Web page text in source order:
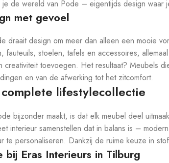
je de wereld van Pode – eigentijds design waar
met gevoel
draait design om meer dan alleen een mooie
fauteuils, stoelen, tafels en accessoires,
creativiteit toevoegen. Het resultaat? Meubels
en van de afwerking tot het zitcomfort.
lifestylecollectie
bijzonder maakt, is dat elk meubel deel
interieur samenstellen dat in balans is –
te personaliseren. Dankzij de ruime keuze in
bij Eras Interieurs in Tilburg